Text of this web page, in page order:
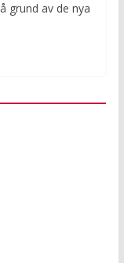
grund av de nya